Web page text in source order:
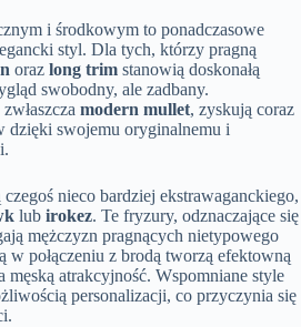
i środkowym to ponadczasowe
styl. Dla tych, którzy pragną
oraz long trim stanowią doskonałą
swobodny, ale zadbany.
zwłaszcza modern mullet, zyskują coraz
dzięki swojemu oryginalnemu i
nieco bardziej ekstrawaganckiego,
lub irokez. Te fryzury, odznaczające się
mężczyzn pragnących nietypowego
połączeniu z brodą tworzą efektowną
męską atrakcyjność. Wspomniane style
personalizacji, co przyczynia się